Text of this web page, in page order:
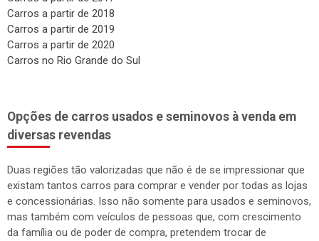
Carros a partir de 2018
Carros a partir de 2019
Carros a partir de 2020
Carros no Rio Grande do Sul
Opções de carros usados e seminovos à venda em
diversas revendas
Duas regiões tão valorizadas que não é de se impressionar que
existam tantos carros para comprar e vender por todas as lojas
e concessionárias. Isso não somente para usados e seminovos,
mas também com veículos de pessoas que, com crescimento
da família ou de poder de compra, pretendem trocar de